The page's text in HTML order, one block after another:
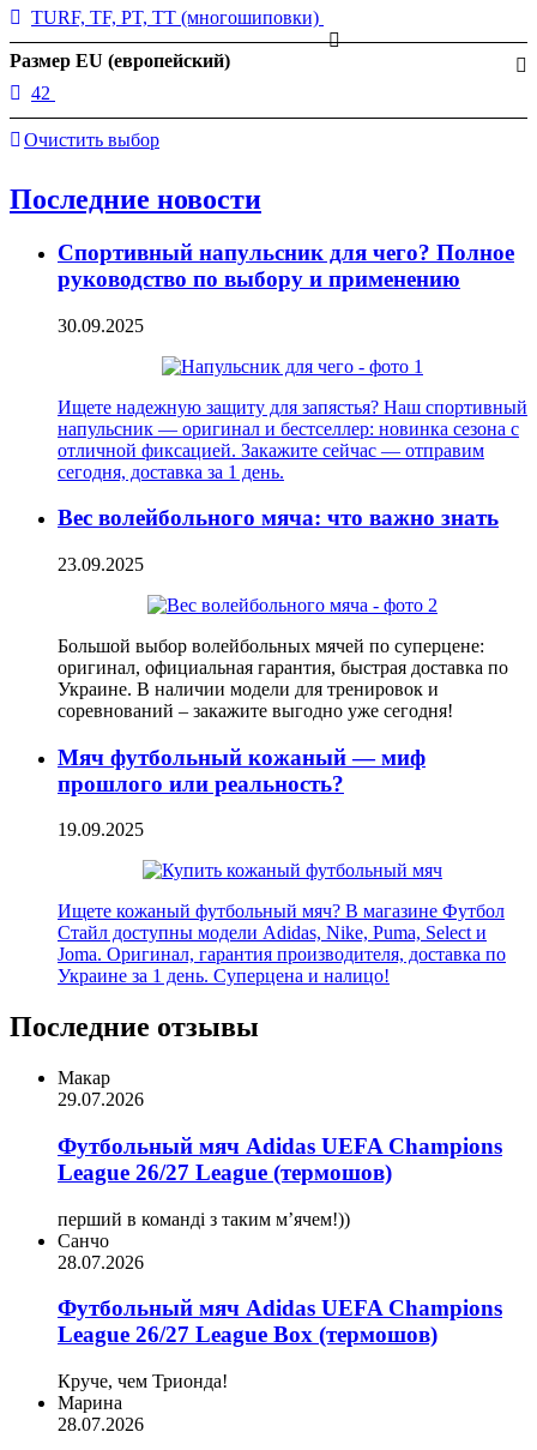
TURF, TF, PT, TT (многошиповки)
Размер EU (европейский)
42
Очистить выбор
Последние новости
Спортивный напульсник для чего? Полное
руководство по выбору и применению
30.09.2025
Ищете надежную защиту для запястья? Наш спортивный
напульсник — оригинал и бестселлер: новинка сезона с
отличной фиксацией. Закажите сейчас — отправим
сегодня, доставка за 1 день.
Вес волейбольного мяча: что важно знать
23.09.2025
Большой выбор волейбольных мячей по суперцене:
оригинал, официальная гарантия, быстрая доставка по
Украине. В наличии модели для тренировок и
соревнований – закажите выгодно уже сегодня!
Мяч футбольный кожаный — миф
прошлого или реальность?
19.09.2025
Ищете кожаный футбольный мяч? В магазине Футбол
Стайл доступны модели Adidas, Nike, Puma, Select и
Joma. Оригинал, гарантия производителя, доставка по
Украине за 1 день. Суперцена и налицо!
Последние отзывы
Макар
29.07.2026
Футбольный мяч Adidas UEFA Champions
League 26/27 League (термошов)
перший в команді з таким мʼячем!))
Санчо
28.07.2026
Футбольный мяч Adidas UEFA Champions
League 26/27 League Box (термошов)
Круче, чем Трионда!
Марина
28.07.2026